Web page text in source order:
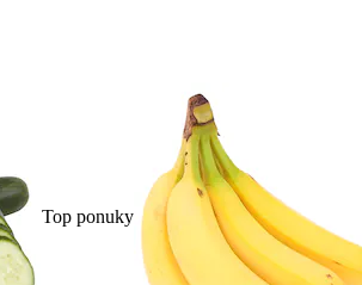
Top ponuky